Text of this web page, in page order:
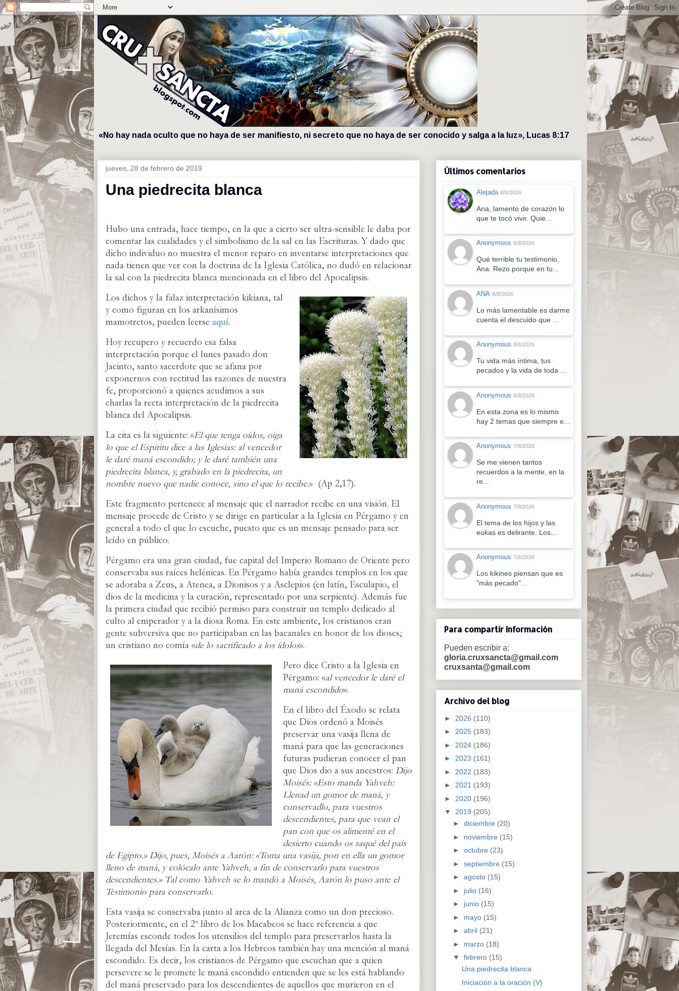
«No hay nada oculto que no haya de ser manifiesto, ni secreto que no haya de ser conocido y salga a la luz», Lucas 8:17
jueves, 28 de febrero de 2019
Una piedrecita blanca
Hubo una entrada, hace tiempo, en la que a cierto ser ultra-sensible le daba por
comentar las cualidades y el simbolismo de la sal en las Escrituras. Y dado que
dicho individuo no muestra el menor reparo en inventarse interpretaciones que
nada tienen que ver con la doctrina de la Iglesia Católica, no dudó en relacionar
la sal con la piedrecita blanca mencionada en el libro del Apocalipsis.
Los dichos y la falaz interpretación kikiana, tal
y como figuran en los arkanísimos
mamotretos, pueden leerse aquí.
Hoy recupero y recuerdo esa falsa
interpretación porque el lunes pasado don
Jacinto, santo sacerdote que se afana por
exponernos con rectitud las razones de nuestra
fe, proporcionó a quienes acudimos a sus
charlas la recta interpretación de la piedrecita
blanca del Apocalipsis.
La cita es la siguiente: «El que tenga oídos, oiga
lo que el Espíritu dice a las Iglesias: al vencedor
le daré maná escondido; y le daré también una
piedrecita blanca, y, grabado en la piedrecita, un
nombre nuevo que nadie conoce, sino el que lo recibe.» (Ap 2,17).
Este fragmento pertenece al mensaje que el narrador recibe en una visión. El
mensaje procede de Cristo y se dirige en particular a la Iglesia en Pérgamo y en
general a todo el que lo escuche, puesto que es un mensaje pensado para ser
leído en público.
Pérgamo era una gran ciudad, fue capital del Imperio Romano de Oriente pero
conservaba sus raíces helénicas. En Pérgamo había grandes templos en los que
se adoraba a Zeus, a Atenea, a Dionisos y a Asclepios (en latín, Esculapio, el
dios de la medicina y la curación, representado por una serpiente). Además fue
la primera ciudad que recibió permiso para construir un templo dedicado al
culto al emperador y a la diosa Roma. En este ambiente, los cristianos eran
gente subversiva que no participaban en las bacanales en honor de los dioses;
un cristiano no comía «de lo sacrificado a los ídolos».
Pero dice Cristo a la Iglesia en
Pérgamo: «al vencedor le daré el
maná escondido».
En el libro del Éxodo se relata
que Dios ordenó a Moisés
preservar una vasija llena de
maná para que las generaciones
futuras pudieran conocer el pan
que Dios dio a sus ancestros: Dijo
Moisés: «Esto manda Yahveh:
Llenad un gomor de maná, y
conservadlo, para vuestros
descendientes, para que vean el
pan con que os alimenté en el
desierto cuando os saqué del país
de Egipto.» Dijo, pues, Moisés a Aarón: «Toma una vasija, pon en ella un gomor
lleno de maná, y colócalo ante Yahveh, a fin de conservarlo para vuestros
descendientes.» Tal como Yahveh se lo mandó a Moisés, Aarón lo puso ante el
Testimonio para conservarlo.
Esta vasija se conservaba junto al arca de la Alianza como un don precioso.
Posteriormente, en el 2º libro de los Macabeos se hace referencia a que
Jeremías esconde todos los utensilios del templo para preservarlos hasta la
llegada del Mesías. En la carta a los Hebreos también hay una mención al maná
escondido. Es decir, los cristianos de Pérgamo que escuchan que a quien
persevere se le promete le maná escondido entienden que se les está hablando
del maná preservado para los descendientes de aquellos que murieron en el
Últimos comentarios
Alejada 8/8/2026
Ana, lamento de corazón lo
que te tocó vivir. Quie...
Anonymous 8/8/2026
Qué terrible tu testimonio,
Ana. Rezo porque en tu...
ANA 8/8/2026
Lo más lamentable es darme
cuenta el descuido que ...
Anonymous 8/8/2026
Tu vida más íntima, tus
pecados y la vida de toda ...
Anonymous 8/8/2026
En esta zona es lo mismo
hay 2 temas que siempre e...
Anonymous 7/8/2026
Se me vienen tantos
recuerdos a la mente, en la
re...
Anonymous 7/8/2026
El tema de los hijos y las
eukas es delirante. Los...
Anonymous 7/8/2026
Los kikines piensan que es
"más pecado"...
Para compartir Información
Pueden escribir a:
gloria.cruxsancta@gmail.com
cruxsanta@gmail.com
Archivo del blog
► 2026 (110)
► 2025 (183)
► 2024 (186)
► 2023 (161)
► 2022 (183)
► 2021 (193)
► 2020 (196)
▼ 2019 (205)
► diciembre (20)
► noviembre (15)
► octubre (23)
► septiembre (15)
► agosto (15)
► julio (16)
► junio (15)
► mayo (15)
► abril (21)
► marzo (18)
▼ febrero (15)
Una piedrecita blanca
Iniciación a la oración (V)